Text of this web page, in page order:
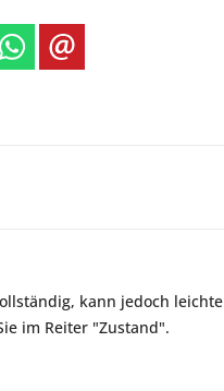
kann jedoch leichte
im Reiter "Zustand".